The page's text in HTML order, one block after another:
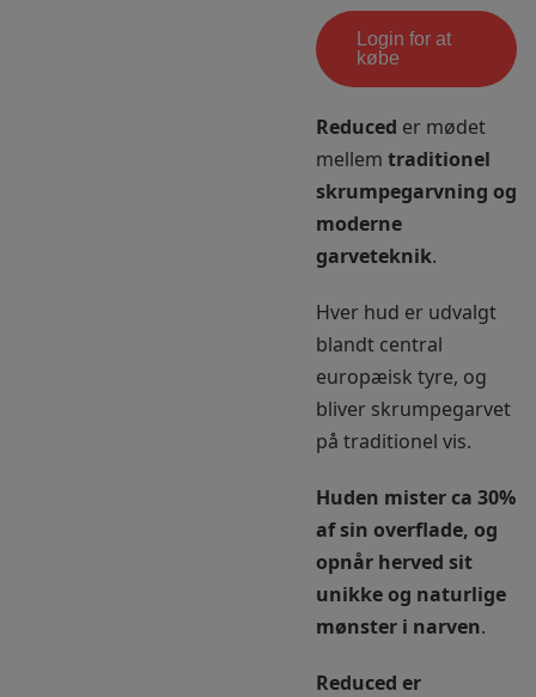
Login for at
købe
Reduced er mødet
mellem traditionel
skrumpegarvning og
moderne
garveteknik.
Hver hud er udvalgt
blandt central
europæisk tyre, og
bliver skrumpegarvet
på traditionel vis.
Huden mister ca 30%
af sin overflade, og
opnår herved sit
unikke og naturlige
mønster i narven.
Reduced er